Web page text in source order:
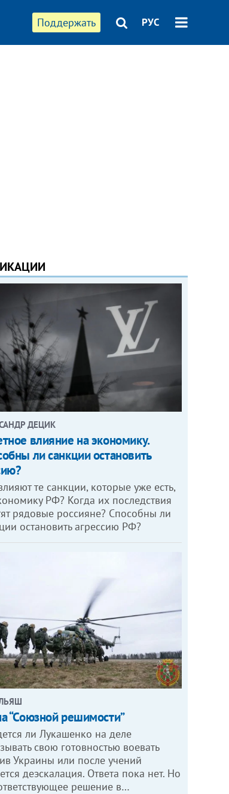
Поддержать РУС
ДЕЦИК
влияние на экономику.
ли санкции остановить
те санкции, которые уже есть,
РФ? Когда их последствия
рядовые россияне? Способны ли
остановить агрессию РФ?
“Союзной решимости”
ли Лукашенко на деле
свою готовностью воевать
Украины или после учений
деэскалация. Ответа пока нет. Но
решение в…